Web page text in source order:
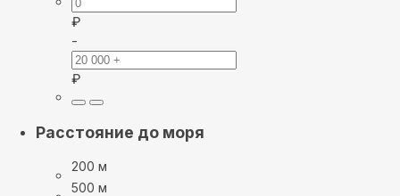
₽
-
₽
Расстояние до моря
200 м
500 м